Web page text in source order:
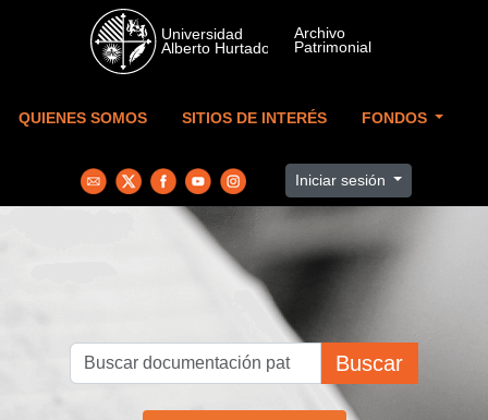
Skip to main content
QUIENES SOMOS SITIOS DE INTERÉS FONDOS
Iniciar sesión
Buscar